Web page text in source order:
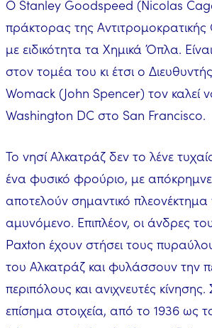
Ο Stanley Goodspeed (Nicolas
πράκτορας της
με ειδικότητα τα Χημικά Όπλα.
στον τομέα του κι έτσι ο
Womack (John Spencer) τον καλεί
Washington DC στο San Francisco.
Το νησί Αλκατράζ δεν το λένε
ένα φυσικό φρούριο, με
αποτελούν σημαντικό πλεονέκτημα
αμυνόμενο. Επιπλέον, οι άνδρες
Paxton έχουν στήσει τους
του Αλκατράζ και φυλάσσουν την
περιπόλους και ανιχνευτές
επίσημα στοιχεία, από το 1936 ως